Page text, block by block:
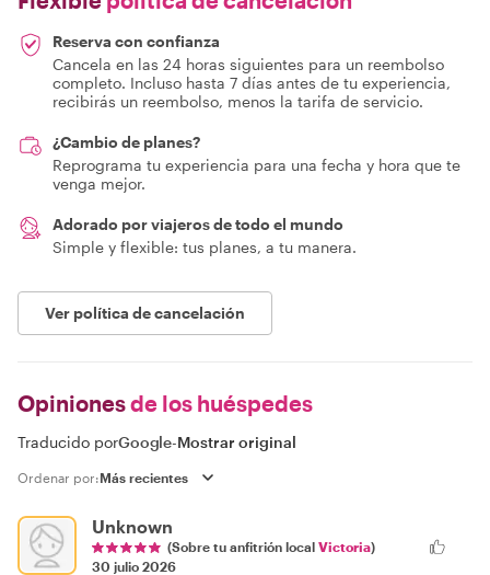
Reserva con confianza
Cancela en las 24 horas siguientes para un reembolso
completo. Incluso hasta 7 días antes de tu experiencia,
recibirás un reembolso, menos la tarifa de servicio.
¿Cambio de planes?
Reprograma tu experiencia para una fecha y hora que te
venga mejor.
Adorado por viajeros de todo el mundo
Simple y flexible: tus planes, a tu manera.
Ver política de cancelación
Opinionesde los huéspedes
Traducido porGoogle-Mostrar original
Ordenar por:
Unknown
(Sobre tu anfitrión local Victoria)
30 julio 2026